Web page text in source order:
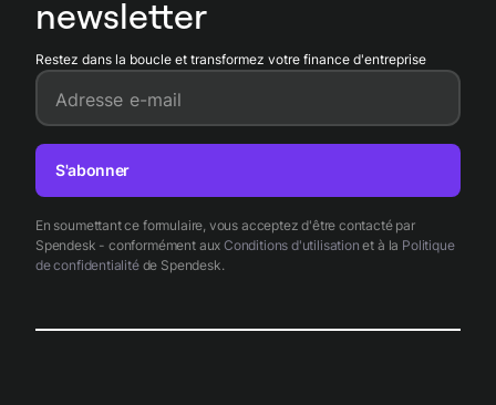
newsletter
Restez dans la boucle et transformez votre finance d'entreprise
Adresse e-mail
En soumettant ce formulaire, vous acceptez d'être contacté par
Spendesk - conformément aux Conditions d'utilisation et à la Politique
de confidentialitéde Spendesk.
S'abonner